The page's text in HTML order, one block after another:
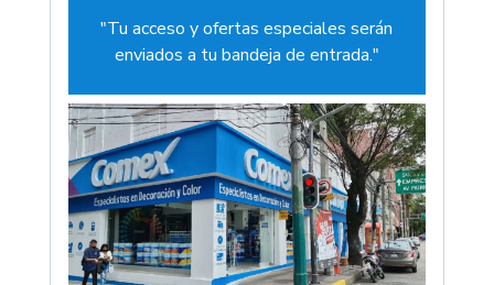
"Tu acceso y ofertas especiales serán
enviados a tu bandeja de entrada."